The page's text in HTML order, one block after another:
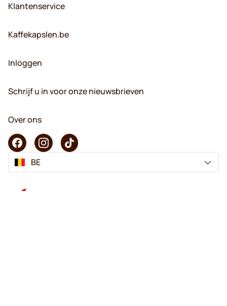
Klantenservice
Kaffekapslen.be
Inloggen
Schrijf u in voor onze nieuwsbrieven
Over ons
BE